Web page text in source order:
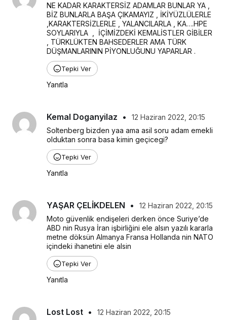
NE KADAR KARAKTERSİZ ADAMLAR BUNLAR YA ,
BİZ BUNLARLA BAŞA ÇIKAMAYIZ , İKİYÜZLÜLERLE
,KARAKTERSİZLERLE , YALANCILARLA , KA….HPE
SOYLARIYLA  ,  İÇİMİZDEKİ KEMALİSTLER GİBİLER
, TÜRKLÜKTEN BAHSEDERLER AMA TÜRK
DÜŞMANLARININ PİYONLUĞUNU YAPARLAR .
Tepki Ver
Yanıtla
Kemal Doganyilaz •
12 Haziran 2022, 20:15
Soltenberg bizden yaa ama asil soru adam emekli
olduktan sonra basa kimin geçicegi?
Tepki Ver
Yanıtla
YAŞAR ÇELİKDELEN •
12 Haziran 2022, 20:15
Moto güvenlik endişeleri derken önce Suriye’de
ABD nin Rusya İran işbirliğini ele alsın yazılı kararla
metne döksün Almanya Fransa Hollanda nin NATO
içindeki ihanetini ele alsin
Tepki Ver
Yanıtla
Lost Lost •
12 Haziran 2022, 20:15